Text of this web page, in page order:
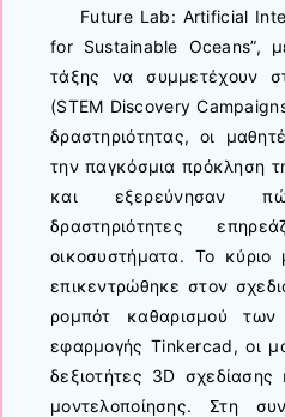
Future Lab: Artificial
for Sustainable Oceans”,
τάξης να συμμετέχουν
(STEM Discovery
δραστηριότητας, οι
την παγκόσμια πρόκληση
και εξερεύνησαν
δραστηριότητες
οικοσυστήματα. Το κύριο
επικεντρώθηκε στον
ρομπότ καθαρισμού
εφαρμογής Tinkercad, οι
δεξιοτήτες 3D σχεδίασης
μοντελοποίησης. Στη